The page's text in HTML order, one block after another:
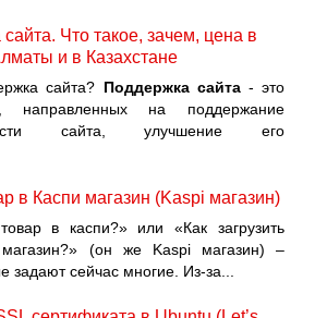
Что такое, зачем, цена в
и в Казахстане
сайта? Поддержка сайта- это
направленных на поддержание
сайта, улучшение его
в Каспи магазин (Kaspi магазин)
в каспи?» или «Как загрузить
(он же Kaspi магазин) –
задают сейчас многие. Из-за...